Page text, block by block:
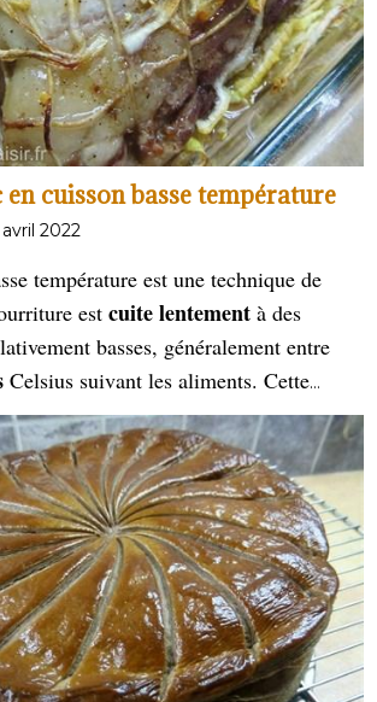
le céleri et le poireau. Les
peuvent être achetés tout prêts en
à la maison avec des ingrédients
je vous propose de réaliser
de légumes.
cuisson basse température
2022
température est une technique de
est cuite lentement à des
basses, généralement entre
Celsius suivant les aliments. Cette
est utilisée pour la viande, les
et peut être effectuée au four,
ou dans un bain d'eau chaude. La
permet de préserver les
la textureet la saveur de la
minimiser la perte de l’aliment. En
de cuisson favorise la
aliments.Prenons du temps à notre
réalisation durôti de porcen basse